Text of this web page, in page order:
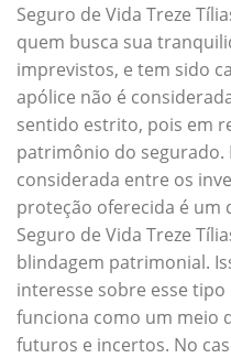
Seguro de Vida Treze
quem busca sua
imprevistos, e tem sido
apólice não é
sentido estrito, pois em
patrimônio do segurado.
considerada entre os
proteção oferecida é um
Seguro de Vida Treze
blindagem patrimonial.
interesse sobre esse
funciona como um meio
futuros e incertos. No